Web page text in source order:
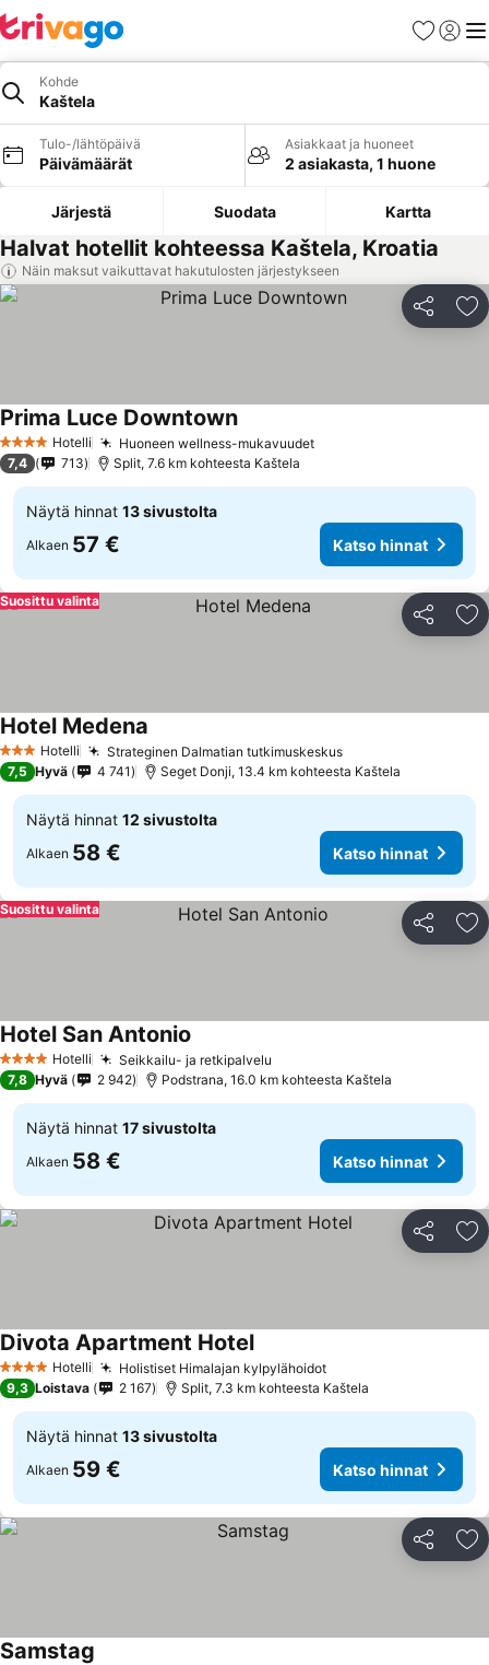
Suosikit
Kohde
Kaštela
Tulo-/lähtöpäivä
Päivämäärät
Asiakkaat ja huoneet
2 asiakasta, 1 huone
Järjestä Suodata Kartta
Halvat hotellit kohteessa Kaštela, Kroatia
Näin maksut vaikuttavat hakutulosten järjestykseen
Jaa
4 Tähtiluokitus
Hotelli Huoneen wellness-mukavuudet
Prima Luce Downtown
7,4 713 Split, 7.6 km kohteesta Kaštela
Näytä hinnat 13 sivustolta
Alkaen 57 € Katso hinnat
Jaa
Suosittu valinta
3 Tähtiluokitus
Hotelli Strateginen Dalmatian tutkimuskeskus
Hotel Medena
7,5 Hyvä 4 741 Seget Donji, 13.4 km kohteesta Kaštela
Näytä hinnat 12 sivustolta
Alkaen 58 € Katso hinnat
Jaa
Suosittu valinta
4 Tähtiluokitus
Hotelli Seikkailu- ja retkipalvelu
Hotel San Antonio
7,8 Hyvä 2 942 Podstrana, 16.0 km kohteesta Kaštela
Näytä hinnat 17 sivustolta
Alkaen 58 € Katso hinnat
Jaa
4 Tähtiluokitus
Hotelli Holistiset Himalajan kylpylähoidot
Divota Apartment Hotel
9,3 Loistava 2 167 Split, 7.3 km kohteesta Kaštela
Näytä hinnat 13 sivustolta
Alkaen 59 € Katso hinnat
Jaa
Samstag